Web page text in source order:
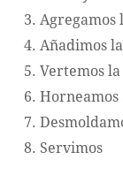
Agregamos
Añadimos
Vertemos
Horneamos
Servimos